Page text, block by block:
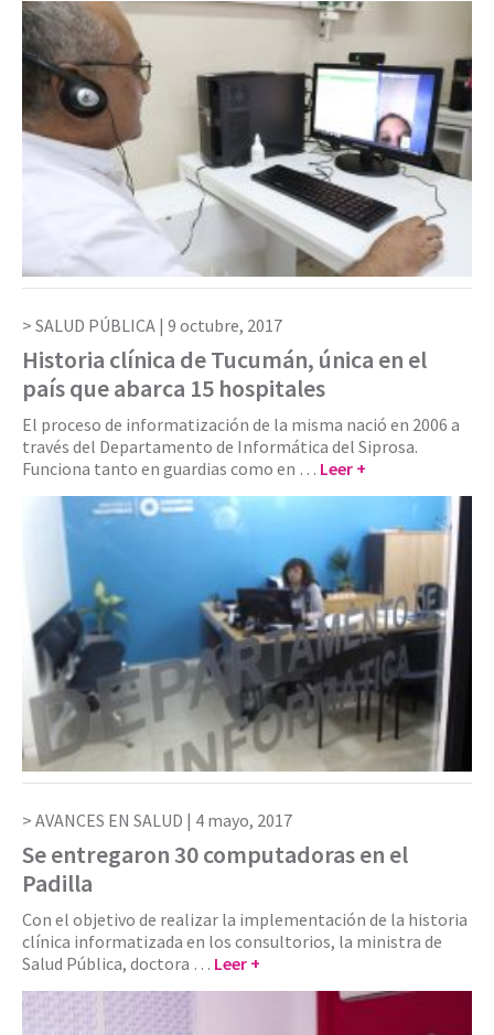
SALUD PÚBLICA | 9 octubre, 2017
Historia clínica de Tucumán, única en el
país que abarca 15 hospitales
El proceso de informatización de la misma nació en 2006 a
través del Departamento de Informática del Siprosa.
Funciona tanto en guardias como en … Leer +
AVANCES EN SALUD | 4 mayo, 2017
Se entregaron 30 computadoras en el
Padilla
Con el objetivo de realizar la implementación de la historia
clínica informatizada en los consultorios, la ministra de
Salud Pública, doctora … Leer +